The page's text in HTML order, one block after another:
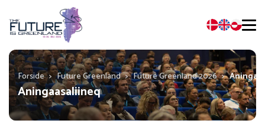
Forside > Future Greenland > Future Greenland 2026 >
Aningaasaliineq